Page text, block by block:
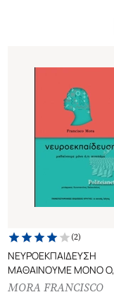
(2)
ΝΕΥΡΟΕΚΠΑΙΔΕΥΣΗ
ΜΑΘΑΙΝΟΥΜΕ ΜΟΝΟ
ΑΓΑΠΑΜΕ
MORA FRANCISCO